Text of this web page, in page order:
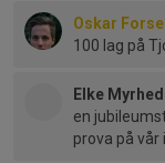
Oskar Forsell
100 lag på
Elke
en
prova på vår